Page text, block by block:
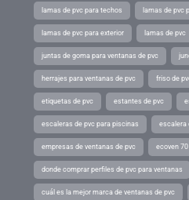
lamas de pvc para techos lamas de pvc
lamas de pvc para exterior lamas de pvc
juntas de goma para ventanas de pvc
herrajes para ventanas de pvc friso de
etiquetas de pvc estantes de pvc
escaleras de pvc para piscinas escalera
empresas de ventanas de pvc ecoven
donde comprar perfiles de pvc para ventanas
cuál es la mejor marca de ventanas de pvc